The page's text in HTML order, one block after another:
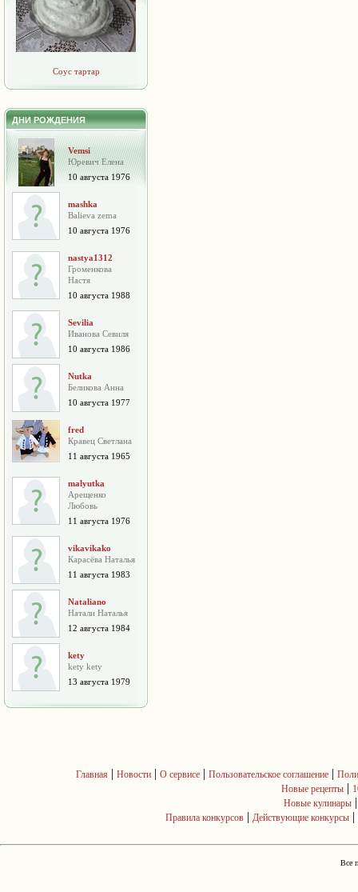
Соус тартар
ДНИ РОЖДЕНИЯ
Vemsi
Юревич Елена
10 августа 1976
mashka
Balieva zema
10 августа 1976
nastya1312
Громенкова
Настя
10 августа 1988
Sevilia
Иванова Севиля
10 августа 1986
Nutka
Беликова Анна
10 августа 1977
fred
Кравец Светлана
11 августа 1965
malyutka
Арещенко
Любовь
11 августа 1976
vikavikako
Карасёва Наталья
11 августа 1983
Nataliano
Натали Наталья
12 августа 1984
kety
kety kety
13 августа 1979
Главная | Новости| О сервисе| Пользовательское соглашение|
Новые рецепты |
Новые кулинары
Правила конкурсов | Действующие конкурсы |
Все